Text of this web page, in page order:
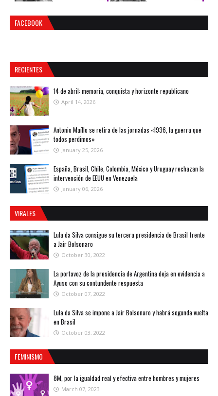
FACEBOOK
RECIENTES
14 de abril: memoria, conquista y horizonte republicano
April 14, 2026
Antonio Maíllo se retira de las jornadas «1936, la guerra que
todos perdimos»
January 25, 2026
España, Brasil, Chile, Colombia, México y Uruguay rechazan la
intervención de EEUU en Venezuela
January 06, 2026
VIRALES
Lula da Silva consigue su tercera presidencia de Brasil frente
a Jair Bolsonaro
October 30, 2022
La portavoz de la presidencia de Argentina deja en evidencia a
Ayuso con su contundente respuesta
October 07, 2022
Lula da Silva se impone a Jair Bolsonaro y habrá segunda vuelta
en Brasil
October 03, 2022
FEMINISMO
8M, por la igualdad real y efectiva entre hombres y mujeres
March 07, 2023